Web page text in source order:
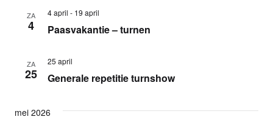
ZA
4 Paasvakantie – turnen
4 april - 19 april
ZA
25 Generale repetitie turnshow
25 april
mei 2026